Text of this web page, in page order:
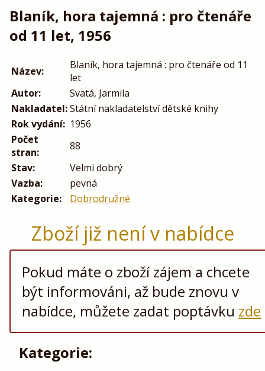
Blaník, hora tajemná : pro čtenáře
od 11 let, 1956
Název:
Blaník, hora tajemná : pro čtenáře od 11
let
Autor:
Svatá, Jarmila
Nakladatel:Státní nakladatelství dětské knihy
Rok vydání: 1956
Počet
stran:
88
Stav:
Velmi dobrý
Vazba:
pevná
Kategorie:
Dobrodružné
Zboží již není v nabídce
Pokud máte o zboží zájem a chcete
být informováni, až bude znovu v
nabídce, můžete zadat poptávku zde
Kategorie: